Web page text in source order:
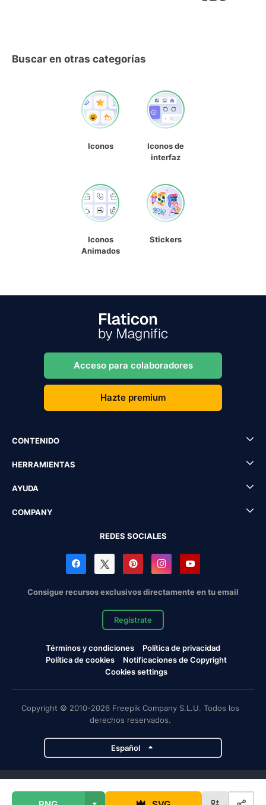
Buscar en otras categorías
Iconos
Iconos de
interfaz
Iconos
Animados
Stickers
Acceso para colaboradores
Hazte premium
CONTENIDO
HERRAMIENTAS
AYUDA
COMPANY
REDES SOCIALES
Consigue recursos exclusivos directamente en tu email
Regístrate
Términos y condiciones
Política de privacidad
Política de cookies
Notificaciones de Copyright
Cookies settings
Copyright © 2010-2026 Freepik Company S.L.U. Todos los
derechos reservados.
Español